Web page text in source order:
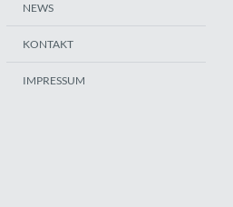
NEWS
KONTAKT
IMPRESSUM